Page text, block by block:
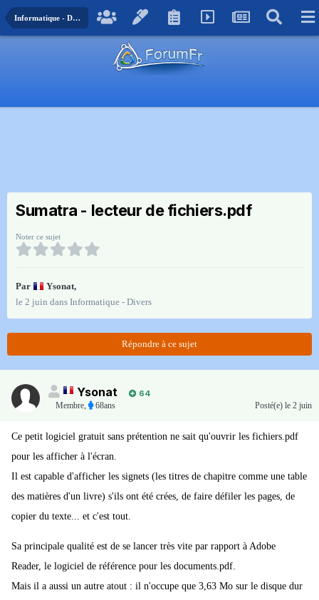
Informatique - Divers
Sumatra - lecteur de fichiers.pdf
Noter ce sujet
Par Ysonat,
le 2 juin dans Informatique - Divers
Répondre à ce sujet
Ysonat
64
Membre, 68ans Posté(e) le 2 juin
Ce petit logiciel gratuit sans prétention ne sait qu'ouvrir les fichiers.pdf
pour les afficher à l'écran.
Il est capable d'afficher les signets (les titres de chapitre comme une table
des matières d'un livre) s'ils ont été crées, de faire défiler les pages, de
copier du texte... et c'est tout.
Sa principale qualité est de se lancer très vite par rapport à Adobe
Reader, le logiciel de référence pour les documents.pdf.
Mais il a aussi un autre atout : il n'occupe que 3,63 Mo sur le disque dur